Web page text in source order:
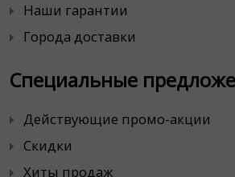
Наши гарантии
Города доставки
Специальные
Действующие промо-акции
Скидки
Хиты продаж